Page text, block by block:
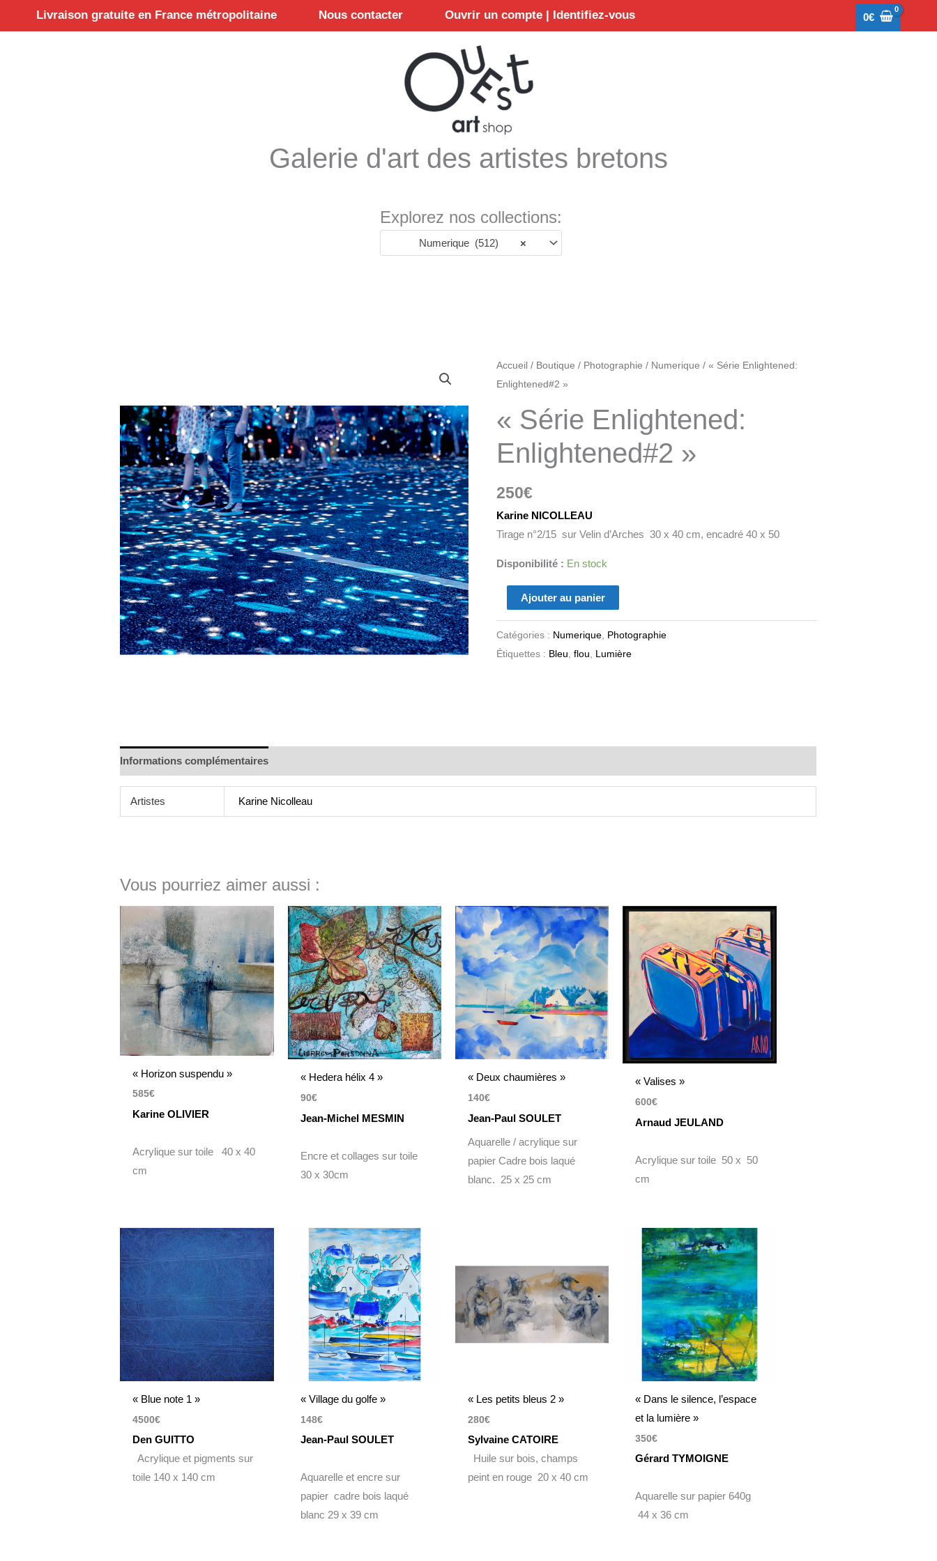
Livraison gratuite en France métropolitaine Nous contacter Ouvrir un compte | Identifiez-vous 0€
Galerie d'art des artistes bretons
Explorez nos collections:
×
Numerique (512)
Accueil / Boutique / Photographie / Numerique / « Série Enlightened:
Enlightened#2 »
« Série Enlightened:
Enlightened#2 »
250€
Karine NICOLLEAU
Tirage n°2/15 sur Velin d’Arches 30 x 40 cm, encadré 40 x 50
Disponibilité : En stock
quantité
de
Enlightened:
Enlightened#2"
Ajouter au panier
Catégories : Numerique
Photographie
Étiquettes : Bleu flou Lumière
Informations complémentaires
Artistes Karine Nicolleau
Vous pourriez aimer aussi :
« Horizon suspendu »
585€
Karine OLIVIER
Acrylique sur toile 40 x 40
cm
« Hedera hélix 4 »
90€
Jean-Michel MESMIN
Encre et collages sur toile
30 x 30cm
« Deux chaumières »
140€
Jean-Paul SOULET
Aquarelle / acrylique sur
papier Cadre bois laqué
blanc. 25 x 25 cm
« Valises »
600€
Arnaud JEULAND
Acrylique sur toile 50 x 50
cm
« Blue note 1 »
4500€
Den GUITTO
Acrylique et pigments sur
toile 140 x 140 cm
« Village du golfe »
148€
Jean-Paul SOULET
Aquarelle et encre sur
papier cadre bois laqué
blanc 29 x 39 cm
« Les petits bleus 2 »
280€
Sylvaine CATOIRE
Huile sur bois, champs
peint en rouge 20 x 40 cm
« Dans le silence, l’espace
et la lumière »
350€
Gérard TYMOIGNE
Aquarelle sur papier 640g
44 x 36 cm